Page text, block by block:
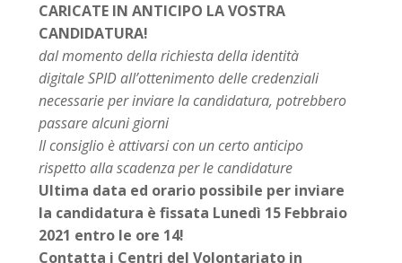
CARICATE IN ANTICIPO LA VOSTRA
CANDIDATURA!
dal momento della richiesta della identità
digitale SPID all’ottenimento delle credenziali
necessarieper inviare la candidatura, potrebbero
passare alcuni giorni
Il consiglio è attivarsi con un certo anticipo
rispetto alla scadenza per le candidature
Ultima data ed orario possibile per inviare
la candidatura è fissata Lunedì 15 Febbraio
2021 entro le ore 14!
Contatta i Centri del Volontariato in